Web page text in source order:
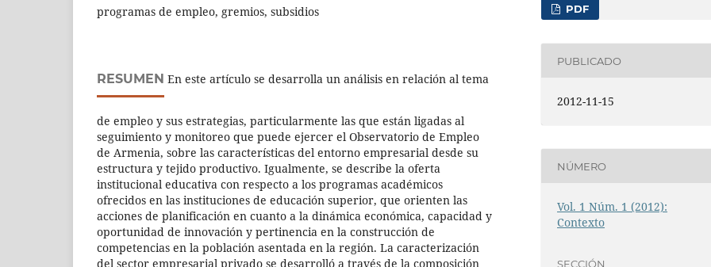
programas de empleo, gremios, subsidios
RESUMEN En este artículo se desarrolla un análisis en relación al tema
de empleo y sus estrategias, particularmente las que están ligadas al
seguimiento y monitoreo que puede ejercer el Observatorio de Empleo
de Armenia, sobre las características del entorno empresarial desde su
estructura y tejido productivo. Igualmente, se describe la oferta
institucional educativa con respecto a los programas académicos
ofrecidos en las instituciones de educación superior, que orienten las
acciones de planificación en cuanto a la dinámica económica, capacidad y
oportunidad de innovación y pertinencia en la construcción de
competencias en la población asentada en la región. La caracterización
del sector empresarial privado se desarrolló a través de la composición
PDF
PUBLICADO
2012-11-15
NÚMERO
Vol. 1 Núm. 1 (2012):
Contexto
SECCIÓN